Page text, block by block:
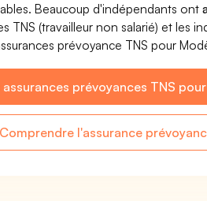
Beaucoup d'indépendants ont
TNS (travailleur non salarié) et les
prévoyance TNS pour
prévoyances TNS
Comprendre l'assurance